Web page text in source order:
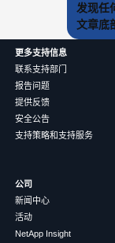
发现任
文章底
更多支持信息
联系支持部门
报告问题
提供反馈
安全公告
支持策略和支持服务
公司
新闻中心
活动
NetApp Insight